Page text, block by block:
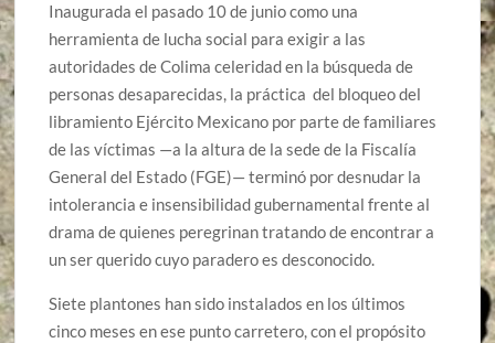
Inaugurada el pasado 10 de junio como una
herramienta de lucha social para exigir a las
autoridades de Colima celeridad en la búsqueda de
personas desaparecidas, la práctica del bloqueo del
libramiento Ejército Mexicano por parte de familiares
de las víctimas —a la altura de la sede de la Fiscalía
General del Estado (FGE)— terminó por desnudar la
intolerancia e insensibilidad gubernamental frente al
drama de quienes peregrinan tratando de encontrar a
un ser querido cuyo paradero es desconocido.
Siete plantones han sido instalados en los últimos
cinco meses en ese punto carretero, con el propósito